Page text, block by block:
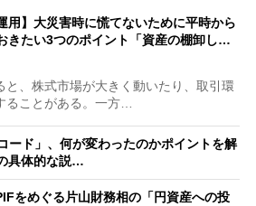
用】大災害時に慌てないために平時から
きたい3つのポイント「資産の棚卸し…
、株式市場が大きく動いたり、取引環
ることがある。一方…
ード」、何が変わったのかポイントを解
具体的な説…
をめぐる片山財務相の「円資産への投